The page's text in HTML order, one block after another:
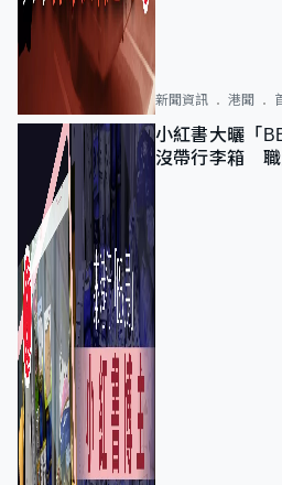
新聞資訊 港聞
小紅書大曬「
沒帶行李箱 職